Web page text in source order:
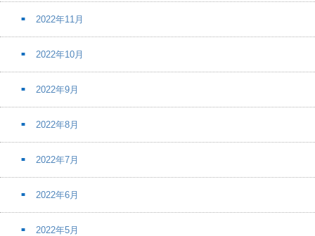
2022年11月
2022年10月
2022年9月
2022年8月
2022年7月
2022年6月
2022年5月